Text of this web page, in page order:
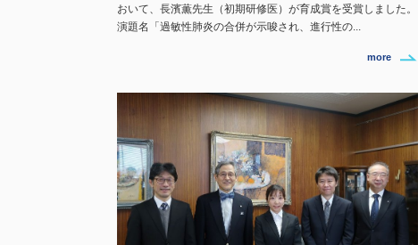
おいて、長濱薫先生（初期研修医）が育成賞を受賞しました。
演題名「過敏性肺炎の合併が示唆され、進行性の...
more